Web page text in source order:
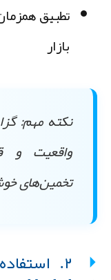
تطبیق همزمان
بازار
نکته مهم:
واقعیت و
تخمین‌های
۲.